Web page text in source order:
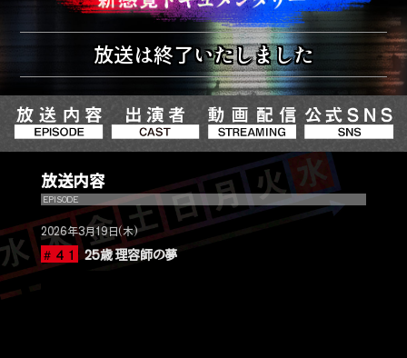
放送は終了いたしました
放送内容
EPISODE
2026年3月19日(木)
＃４１ 25歳 理容師の夢